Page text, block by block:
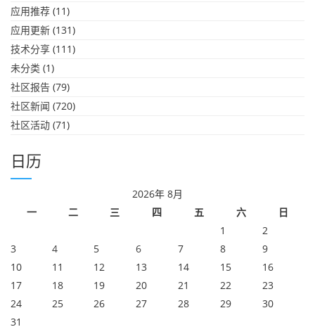
应用推荐 (11)
应用更新 (131)
技术分享 (111)
未分类 (1)
社区报告 (79)
社区新闻 (720)
社区活动 (71)
日历
2026年 8月
一
二 三 四 五 六
日
1
2
3
4 5 6 7 8
9
10
11 12 13 14 15
16
17
18 19 20 21 22
23
24
25 26 27 28 29
30
31